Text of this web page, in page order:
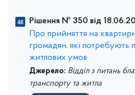
Рішення № 350 від
Про прийняття на
громадян, які потребують
житлових умов
Джерело: Відділ з питань
транспорту та житла